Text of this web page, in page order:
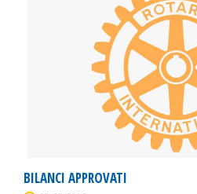
BILANCI APPROVATI